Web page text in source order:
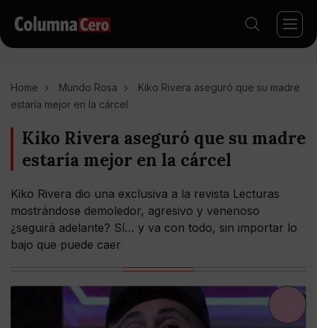
Home Mundo Rosa
Kiko Rivera aseguró que su madre
estaría mejor en la cárcel
Kiko Rivera aseguró que su madre
estaría mejor en la cárcel
Kiko Rivera dio una exclusiva a la revista Lecturas
mostrándose demoledor, agresivo y venenoso
¿seguirá adelante? Sí… y va con todo, sin importar lo
bajo que puede caer